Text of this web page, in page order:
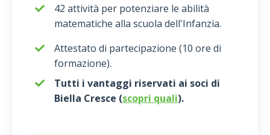
42 attività per potenziare le abilità
matematiche alla scuola dell'Infanzia.
Attestato di partecipazione (10 ore di
formazione).
Tutti i vantaggi riservati ai soci di
Biella Cresce (scopri quali).